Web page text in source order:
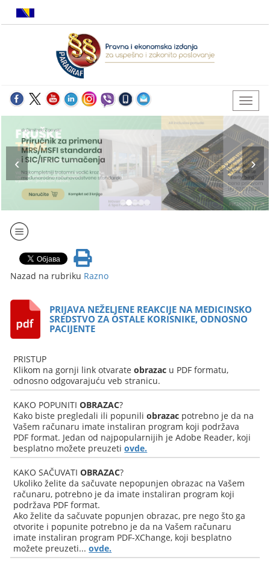
Nazad na rubriku Razno
PRIJAVA NEŽELJENE REAKCIJE NA MEDICINSKO
SREDSTVO ZA OSTALE KORISNIKE, ODNOSNO
PACIJENTE
PRISTUP
Klikom na gornji link otvarateobrazac u PDF formatu,
odnosno odgovarajuću veb stranicu.
KAKO POPUNITIOBRAZAC?
Kako biste pregledali ili popuniliobrazac potrebno je da na
Vašem računaru imate instaliran program koji podržava
PDF format. Jedan od najpopularnijih je Adobe Reader, koji
besplatno možete preuzetiovde.
KAKO SAČUVATIOBRAZAC?
Ukoliko želite da sačuvate nepopunjen obrazac na Vašem
računaru, potrebno je da imate instaliran program koji
podržava PDF format.
Ako želite da sačuvate popunjen obrazac, pre nego što ga
otvorite i popunite potrebno je da na Vašem računaru
imate instaliran program PDF-XChange, koji besplatno
možete preuzeti...ovde.